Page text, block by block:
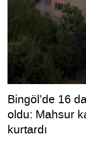
Bingöl’de 16
oldu: Mahsur
kurtardı